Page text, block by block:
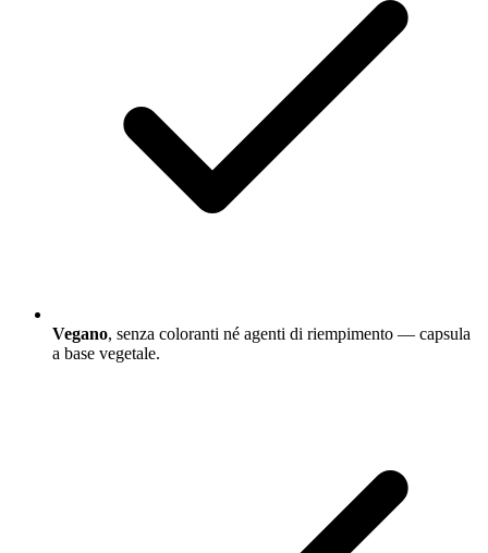
Vegano, senza coloranti né agenti di riempimento — capsula
a base vegetale.